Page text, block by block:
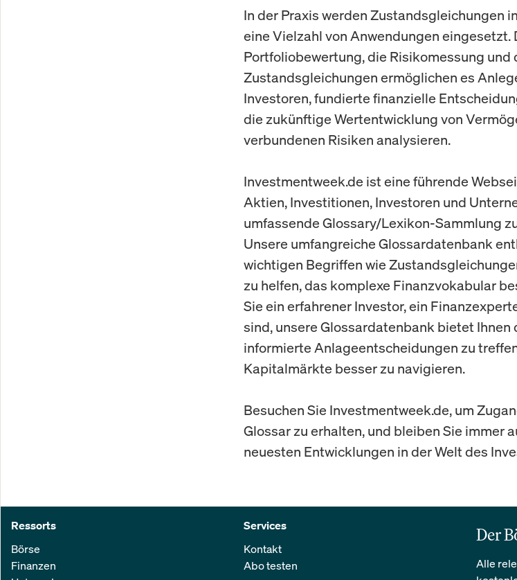
In der Praxis werden Zustandsgleichungen
eine Vielzahl von Anwendungen eingesetzt.
Portfoliobewertung, die Risikomessung
Zustandsgleichungen ermöglichen es
Investoren, fundierte finanzielle
die zukünftige Wertentwicklung von
verbundenen Risiken analysieren.
Investmentweek.de ist eine führende
Aktien, Investitionen, Investoren und
umfassende Glossary/Lexikon-Sammlung
Unsere umfangreiche Glossardatenbank
wichtigen Begriffen wie
zu helfen, das komplexe Finanzvokabular
Sie ein erfahrener Investor, ein
sind, unsere Glossardatenbank bietet Ihnen
informierte Anlageentscheidungen zu
Kapitalmärkte besser zu navigieren.
Besuchen Sie Investmentweek.de, um
Glossar zu erhalten, und bleiben Sie immer
neuesten Entwicklungen in der Welt des
Ressorts
Börse
Finanzen
Services
Kontakt
Abo testen
Der
Alle